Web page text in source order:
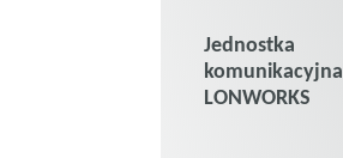
Jednostka
komunikacyjna
LONWORKS